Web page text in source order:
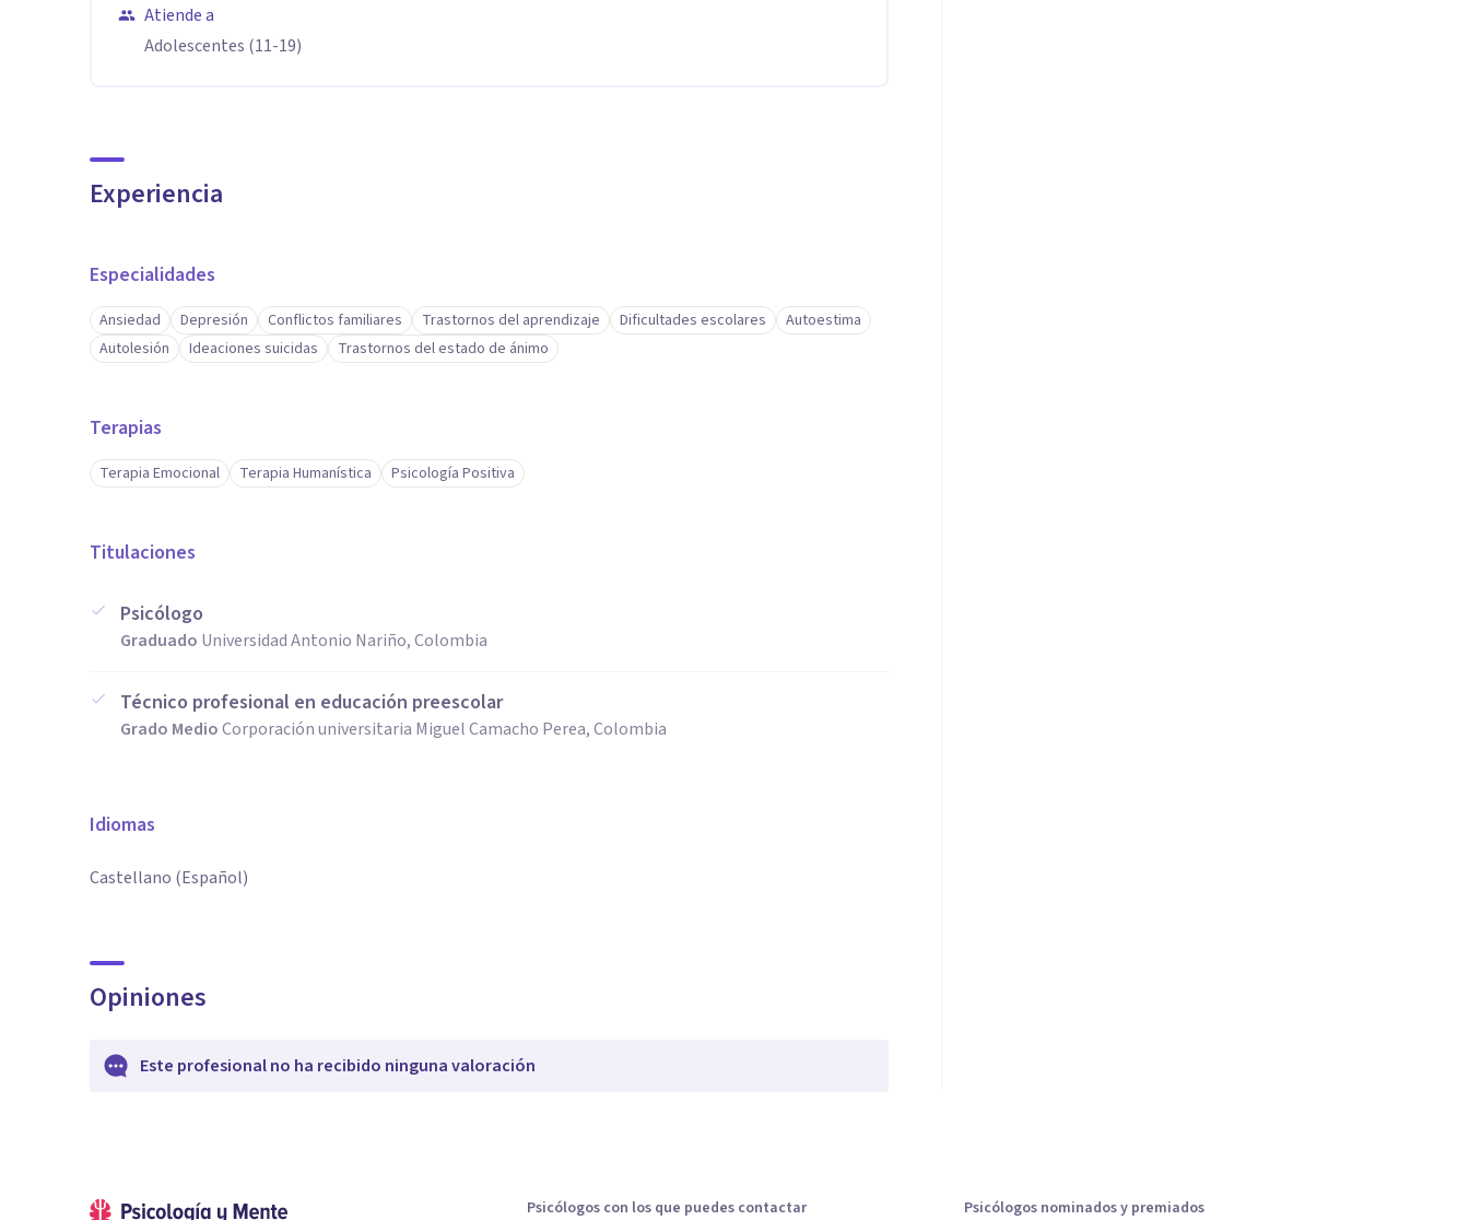
Atiende a
Adolescentes (11-19)
Experiencia
Especialidades
Ansiedad Depresión Conflictos familiares Trastornos del aprendizaje Dificultades escolares
Autoestima
Autolesión
Ideaciones suicidas Trastornos del estado de ánimo
Terapias
Terapia Emocional Terapia Humanística Psicología Positiva
Titulaciones
Psicólogo
Graduado Universidad Antonio Nariño, Colombia
Técnico profesional en educación preescolar
Grado MedioCorporación universitaria Miguel Camacho Perea, Colombia
Idiomas
Castellano (Español)
Opiniones
Este profesional no ha recibido ninguna valoración
Psicólogos con los que puedes contactar Psicólogos nominados y premiados